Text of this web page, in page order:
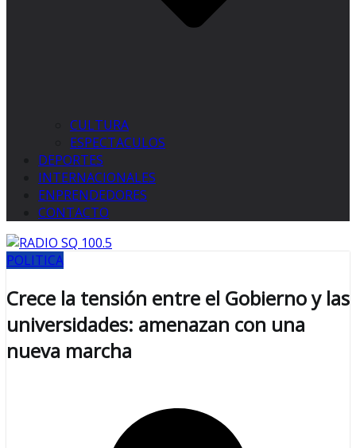
CULTURA
ESPECTACULOS
DEPORTES
INTERNACIONALES
ENPRENDEDORES
CONTACTO
POLITICA
Crece la tensión entre el Gobierno y las
universidades: amenazan con una
nueva marcha